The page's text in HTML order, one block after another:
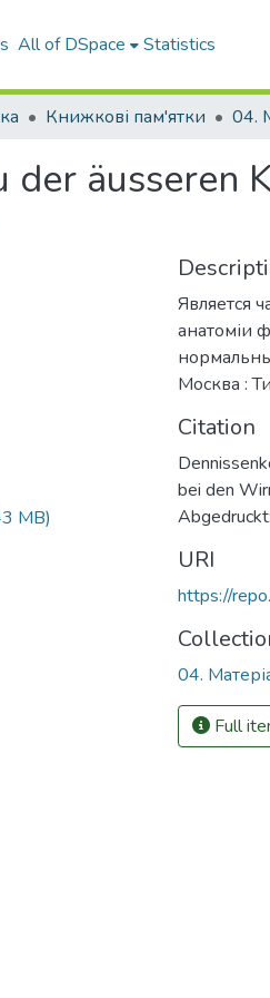
All of DSpace Statistics
Книжкові пам'ятки
der äusseren
MB)
Является
анатоміи
Москва :
Citation
bei den
URI
https://
04.
Full